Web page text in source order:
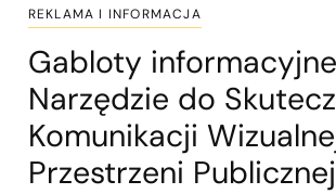
REKLAMA I INFORMACJA
Gabloty
Narzędzie do
Komunikacji
Przestrzeni Publicznej